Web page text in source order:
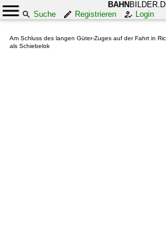
BAHN
Suche
Registrieren Login
Am Schluss des langen Güter-Zuges auf der Fahrt in
als Schiebelok